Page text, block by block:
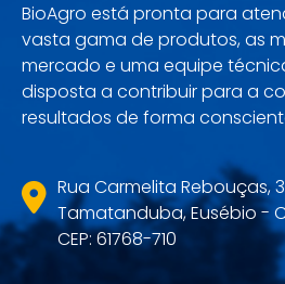
BioAgro está pronta para
vasta gama de produtos, as
mercado e uma equipe
disposta a contribuir para a
resultados de forma
Rua Carmelita Rebouças,
Tamatanduba, Eusébio -
CEP: 61768-710